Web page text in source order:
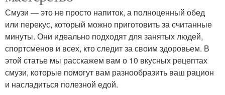
Смузи — это не просто напиток, а полноценный обед
или перекус, который можно приготовить за считанные
минуты. Они идеально подходят для занятых людей,
спортсменов и всех, кто следит за своим здоровьем. В
этой статье мы расскажем вам о 10 вкусных рецептах
смузи, которые помогут вам разнообразить ваш рацион
и насладиться полезной едой.